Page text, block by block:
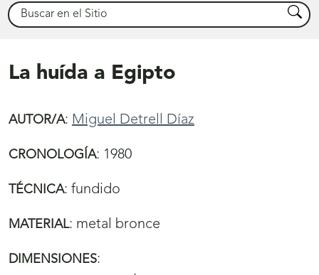
Buscar Buscar
La huída a Egipto
AUTOR/A: Miguel Detrell Díaz
CRONOLOGÍA: 1980
TÉCNICA: fundido
MATERIAL: metal bronce
DIMENSIONES: